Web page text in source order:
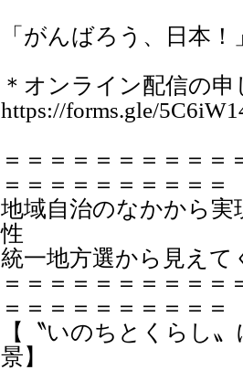
「がんばろう、日本
＊オンライン配信の
https://forms.gle/
＝＝＝＝＝＝＝＝＝＝
＝＝＝＝＝＝＝＝＝＝
地域自治のなかから実
性
統一地方選から見えて
＝＝＝＝＝＝＝＝＝＝
＝＝＝＝＝＝＝＝＝＝
【〝いのちとくらし
景】